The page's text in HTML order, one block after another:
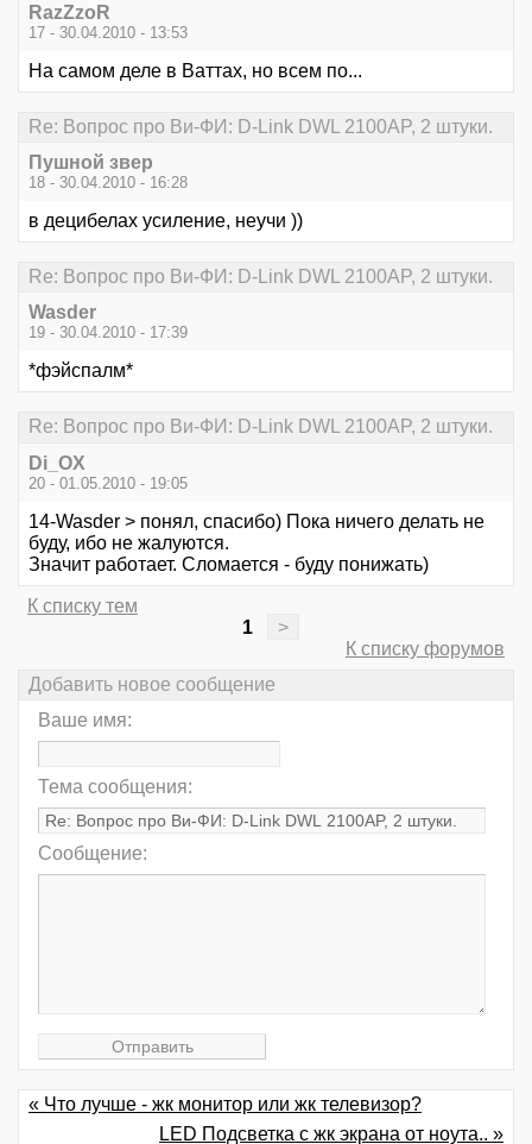
RazZzoR
17 - 30.04.2010 - 13:53
На самом деле в Ваттах, но всем по...
Re: Вопрос про Ви-ФИ: D-Link DWL 2100AP, 2 штуки.
Пушной звер
18 - 30.04.2010 - 16:28
в децибелах усиление, неучи ))
Re: Вопрос про Ви-ФИ: D-Link DWL 2100AP, 2 штуки.
Wasder
19 - 30.04.2010 - 17:39
*фэйспалм*
Re: Вопрос про Ви-ФИ: D-Link DWL 2100AP, 2 штуки.
Di_OX
20 - 01.05.2010 - 19:05
14-Wasder > понял, спасибо) Пока ничего делать не
буду, ибо не жалуются.
Значит работает. Сломается - буду понижать)
К списку тем
1
>
К списку форумов
Добавить новое сообщение
Ваше имя:
Тема сообщения:
Сообщение:
« Что лучше - жк монитор или жк телевизор?
LED Подсветка с жк экрана от ноута.. »